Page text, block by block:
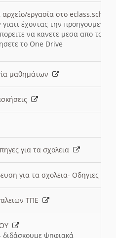
εργασία στο eclass.sch.gr
γιατι έχοντας την
να κανετε μεσα απο το
το One Drive
μαθημάτων
για τα σχολεια
για τα σχολεια- Οδηγιες
ΤΠΕ
ψηφιακά